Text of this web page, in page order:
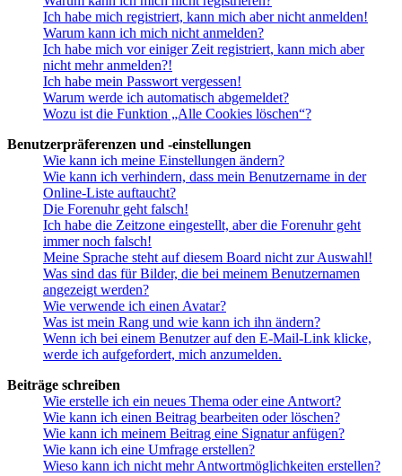
Ich habe mich registriert, kann mich aber nicht anmelden!
Warum kann ich mich nicht anmelden?
Ich habe mich vor einiger Zeit registriert, kann mich aber
nicht mehr anmelden?!
Ich habe mein Passwort vergessen!
Warum werde ich automatisch abgemeldet?
Wozu ist die Funktion „Alle Cookies löschen“?
Benutzerpräferenzen und -einstellungen
Wie kann ich meine Einstellungen ändern?
Wie kann ich verhindern, dass mein Benutzername in der
Online-Liste auftaucht?
Die Forenuhr geht falsch!
Ich habe die Zeitzone eingestellt, aber die Forenuhr geht
immer noch falsch!
Meine Sprache steht auf diesem Board nicht zur Auswahl!
Was sind das für Bilder, die bei meinem Benutzernamen
angezeigt werden?
Wie verwende ich einen Avatar?
Was ist mein Rang und wie kann ich ihn ändern?
Wenn ich bei einem Benutzer auf den E-Mail-Link klicke,
werde ich aufgefordert, mich anzumelden.
Beiträge schreiben
Wie erstelle ich ein neues Thema oder eine Antwort?
Wie kann ich einen Beitrag bearbeiten oder löschen?
Wie kann ich meinem Beitrag eine Signatur anfügen?
Wie kann ich eine Umfrage erstellen?
Wieso kann ich nicht mehr Antwortmöglichkeiten erstellen?